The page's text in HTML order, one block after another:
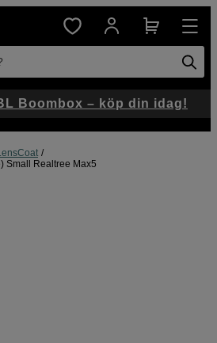
Small Realtree Max5
Boombox – köp din idag!